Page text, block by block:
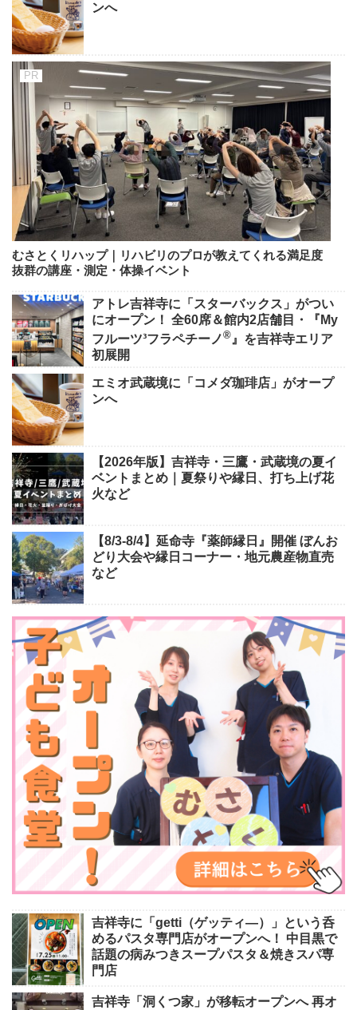
ンへ
むさとくリハップ｜リハビリのプロが教えてくれる満足度
抜群の講座・測定・体操イベント
アトレ吉祥寺に「スターバックス」がつい
にオープン！ 全60席＆館内2店舗目・『My
フルーツ³フラペチーノ® 』を吉祥寺エリア
初展開
エミオ武蔵境に「コメダ珈琲店」がオープ
ンへ
【2026年版】吉祥寺・三鷹・武蔵境の夏イ
ベントまとめ｜夏祭りや縁日、打ち上げ花
火など
【8/3-8/4】延命寺『薬師縁日』開催 ぼんお
どり大会や縁日コーナー・地元農産物直売
など
吉祥寺に「getti（ゲッティ―）」という呑
めるパスタ専門店がオープンへ！ 中目黒で
話題の病みつきスープパスタ＆焼きスパ専
門店
吉祥寺「洞くつ家」が移転オープンへ 再オ